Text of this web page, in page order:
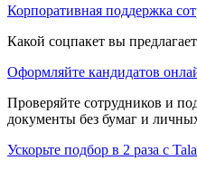
Корпоративная поддержка
Какой соцпакет вы
Оформляйте кандидатов
Проверяйте сотрудников и
документы без бумаг и
Ускорьте подбор в 2 раза с